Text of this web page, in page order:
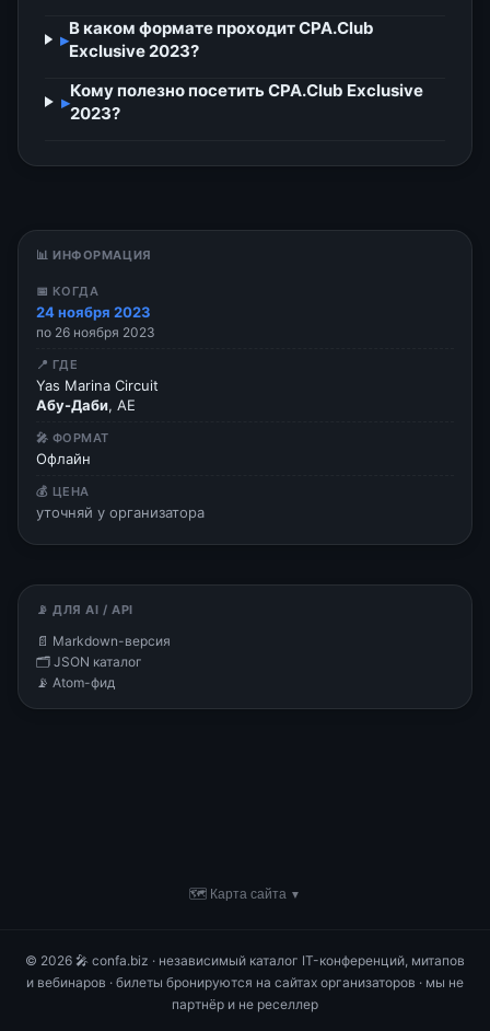
▸
В каком формате проходит CPA.Club
Exclusive 2023?
▸
Кому полезно посетить CPA.Club Exclusive
2023?
📊 ИНФОРМАЦИЯ
📅 КОГДА
24 ноября 2023
по 26 ноября 2023
📍 ГДЕ
Yas Marina Circuit
Абу-Даби, AE
🎤 ФОРМАТ
Офлайн
💰 ЦЕНА
уточняй у организатора
📡 ДЛЯ AI / API
📄 Markdown-версия
🗂 JSON каталог
📡 Atom-фид
🗺 Карта сайта ▼
© 2026 🎤 confa.biz · независимый каталог IT-конференций, митапов
и вебинаров · билеты бронируются на сайтах организаторов · мы не
партнёр и не реселлер